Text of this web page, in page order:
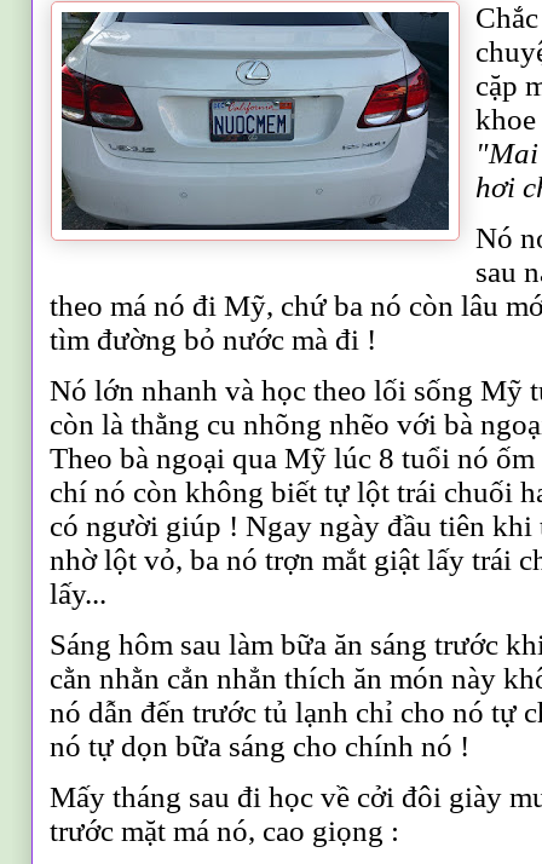
cặp
"M
hơi
Nó
sau
theo má nó đi Mỹ, chứ ba nó còn lâu
tìm đường bỏ nước mà đi !
Nó lớn nhanh và học theo lối sống Mỹ
còn là thằng cu nhõng nhẽo với bà
Theo bà ngoại qua Mỹ lúc 8 tuổi nó
chí nó còn không biết tự lột trái chuối
có người giúp ! Ngay ngày đầu tiên
nhờ lột vỏ, ba nó trợn mắt giật lấy trái
lấy...
Sáng hôm sau làm bữa ăn sáng trước
cằn nhằn cẳn nhẳn thích ăn món này
nó dẫn đến trước tủ lạnh chỉ cho nó tự
nó tự dọn bữa sáng cho chính nó !
Mấy tháng sau đi học về cởi đôi giày
trước mặt má nó, cao giọng :